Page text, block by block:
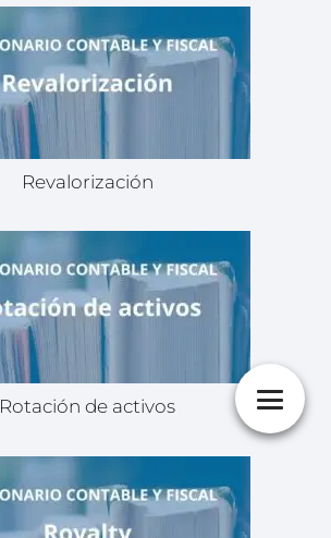
Revalorización
Rotación de activos